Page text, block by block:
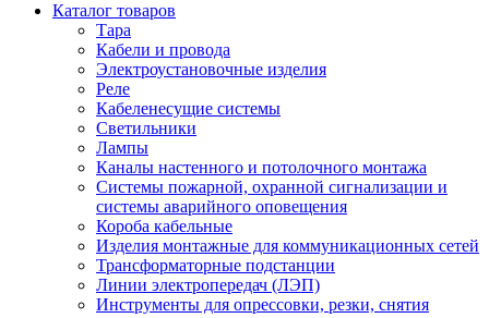
Каталог товаров
Тара
Кабели и провода
Электроустановочные изделия
Реле
Кабеленесущие системы
Светильники
Лампы
Каналы настенного и потолочного монтажа
Системы пожарной, охранной сигнализации и
системы аварийного оповещения
Короба кабельные
Изделия монтажные для коммуникационных сетей
Трансформаторные подстанции
Линии электропередач (ЛЭП)
Инструменты для опрессовки, резки, снятия